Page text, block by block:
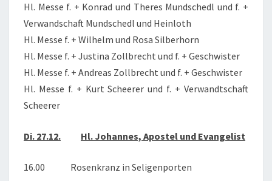
Hl. Messe f. + Konrad und Theres Mundschedl und f. +
Verwandschaft Mundschedl und Heinloth
Hl. Messe f. + Wilhelm und Rosa Silberhorn
Hl. Messe f. + Justina Zollbrecht und f. + Geschwister
Hl. Messe f. + Andreas Zollbrecht und f. + Geschwister
Hl. Messe f. + Kurt Scheerer und f. + Verwandtschaft
Scheerer
Di. 27.12. Hl. Johannes, Apostel und Evangelist
16.00 Rosenkranz in Seligenporten